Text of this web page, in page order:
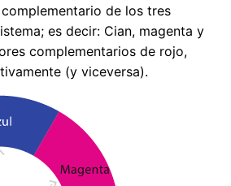
de los tres
es decir: Cian, magenta y
complementarios de rojo,
(y viceversa).